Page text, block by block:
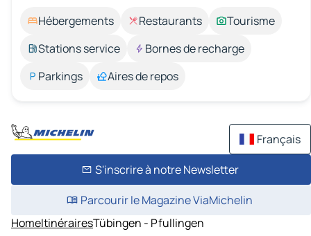
Hébergements Restaurants
Tourisme
Stations service
Bornes de recharge
Parkings
Aires de repos
Français
S'inscrire à notre Newsletter
Parcourir le Magazine ViaMichelin
HomeItinérairesTübingen - Pfullingen